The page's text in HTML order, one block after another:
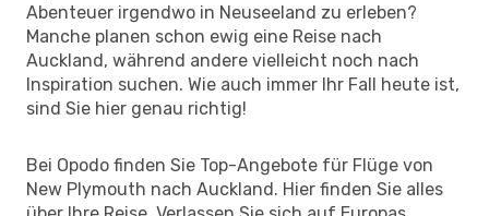
Abenteuer irgendwo in Neuseeland zu erleben?
Manche planen schon ewig eine Reise nach
Auckland, während andere vielleicht noch nach
Inspiration suchen. Wie auch immer Ihr Fall heute ist,
sind Sie hier genau richtig!
Bei Opodo finden Sie Top-Angebote für Flüge von
New Plymouth nach Auckland. Hier finden Sie alles